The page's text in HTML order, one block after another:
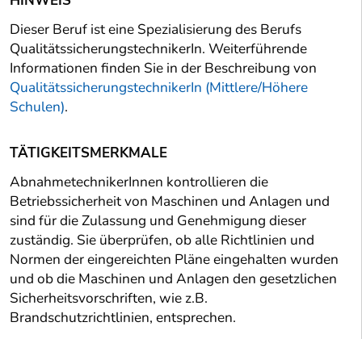
Dieser Beruf ist eine Spezialisierung des Berufs
QualitätssicherungstechnikerIn. Weiterführende
Informationen finden Sie in der Beschreibung von
QualitätssicherungstechnikerIn (Mittlere/Höhere
Schulen).
TÄTIGKEITSMERKMALE
AbnahmetechnikerInnen kontrollieren die
Betriebssicherheit von Maschinen und Anlagen und
sind für die Zulassung und Genehmigung dieser
zuständig. Sie überprüfen, ob alle Richtlinien und
Normen der eingereichten Pläne eingehalten wurden
und ob die Maschinen und Anlagen den gesetzlichen
Sicherheitsvorschriften, wie z.B.
Brandschutzrichtlinien, entsprechen.